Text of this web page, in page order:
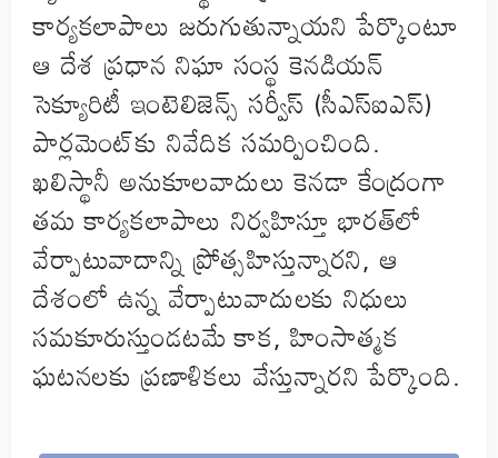
కార్యకలాపాలు జరుగుతున్నాయని పేర్కొంటూ
ఆ దేశ ప్రధాన నిఘా సంస్థ కెనడియన్‌
సెక్యూరిటీ ఇంటెలిజెన్స్‌ సర్వీస్‌ (సీఎస్‌ఐఎస్‌)
పార్లమెంట్‌కు నివేదిక సమర్పించింది.
ఖలిస్థానీ అనుకూలవాదులు కెనడా కేంద్రంగా
తమ కార్యకలాపాలు నిర్వహిస్తూ భారత్‌లో
వేర్పాటువాదాన్ని ప్రోత్సహిస్తున్నారని, ఆ
దేశంలో ఉన్న వేర్పాటువాదులకు నిధులు
సమకూరుస్తుండటమే కాక, హింసాత్మక
ఘటనలకు ప్రణాళికలు వేస్తున్నారని పేర్కొంది.